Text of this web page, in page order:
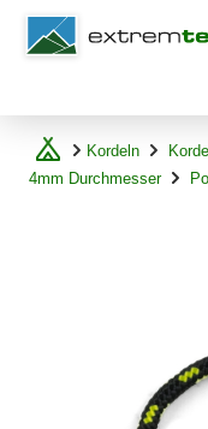
Shopware
Kordeln
4mm Durchmesser